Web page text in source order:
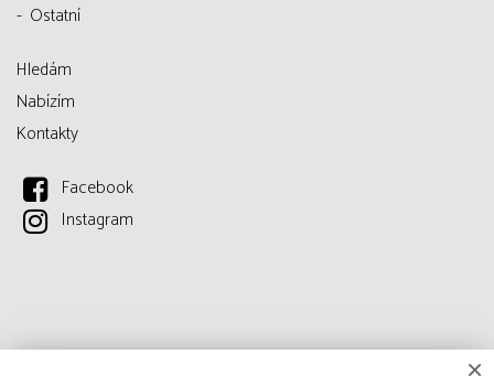
Ostatní
Hledám
Nabízím
Kontakty
Facebook
Instagram
×